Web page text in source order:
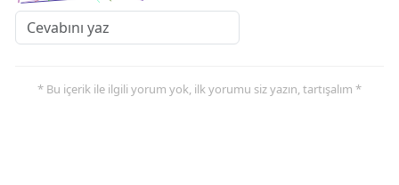
* Bu içerik ile ilgili yorum yok, ilk yorumu siz yazın, tartışalım *